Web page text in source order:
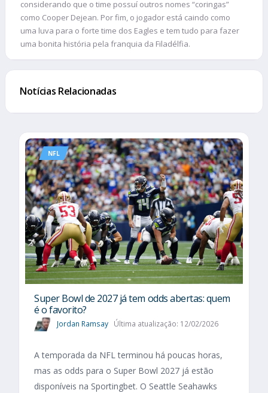
considerando que o time possuí outros nomes “coringas”
como Cooper Dejean. Por fim, o jogador está caindo como
uma luva para o forte time dos Eagles e tem tudo para fazer
uma bonita história pela franquia da Filadélfia.
Notícias Relacionadas
NFL
Super Bowl de 2027 já tem odds abertas: quem
é o favorito?
Jordan Ramsay Última atualização: 12/02/2026
A temporada da NFL terminou há poucas horas,
mas as odds para o Super Bowl 2027 já estão
disponíveis na Sportingbet. O Seattle Seahawks